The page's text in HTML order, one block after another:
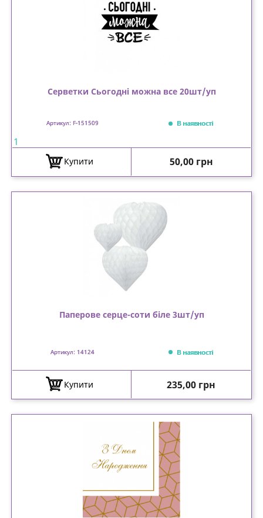
Серветки Сьогодні можна все 20шт/уп
Артикул: F-151509 В наявності
1
Купити Ціна
50,00 грн
Паперове серце-соти біле 3шт/уп
Артикул: 14124 В наявності
Купити Ціна
235,00 грн